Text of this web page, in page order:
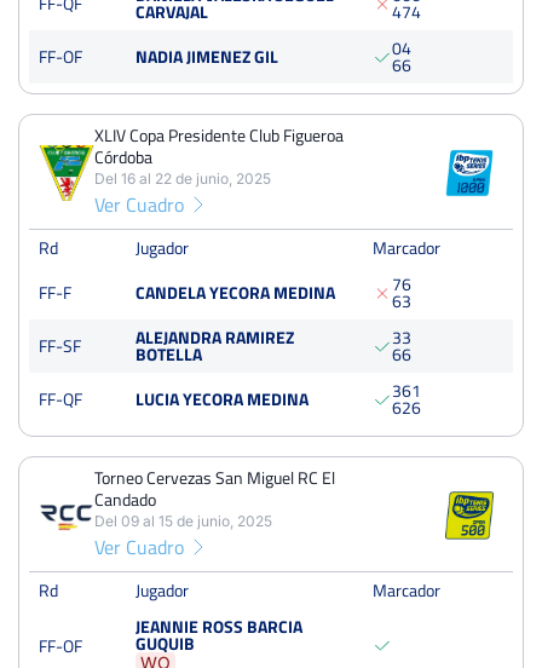
Open María de Villota RSTM
Cuartos
225 Puntos
Tierra
XLIV Copa Presidente Club Figueroa Córdoba
Del 16 al 22 de junio, 2025
500 Puntos
Torneo Cervezas San Miguel RC El Candado
Del 09 al 15 de junio, 2025
Octavos
Dura
Open Ciudad de Torrevieja
Del 28 al 03 de agosto, 2025
Final
1000 Puntos
Open Santo Voto Puertollano
Del 23 al 29 de junio, 2025
CARVAJAL 474
FF-OF
NADIA JIMENEZ GIL 0
6
4
6
XLIV Copa Presidente Club Figueroa
Córdoba
Del 16 al 22 de junio, 2025
Ver Cuadro
Rd Jugador
Marcador
FF-F
CANDELA YECORA MEDINA 7
6
6
3
FF-SF
ALEJANDRA RAMIREZ
BOTELLA
3
6
3
6
FF-QF
LUCIA YECORA MEDINA 3
6
6
2
1
6
Torneo Cervezas San Miguel RC El
Candado
Del 09 al 15 de junio, 2025
Ver Cuadro
Rd Jugador Marcador
FF-OF
JEANNIE ROSS BARCIA
GUQUIB
WO